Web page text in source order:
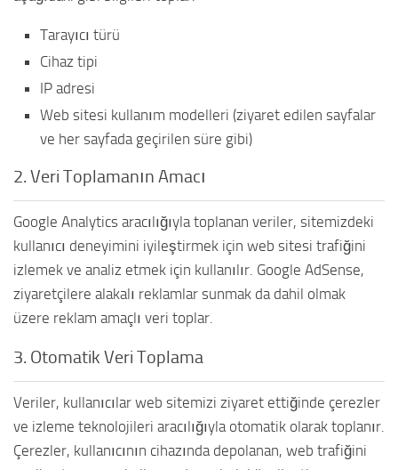
Tarayıcı türü
Cihaz tipi
IP adresi
Web sitesi kullanım modelleri (ziyaret edilen sayfalar
ve her sayfada geçirilen süre gibi)
2. Veri Toplamanın Amacı
Google Analytics aracılığıyla toplanan veriler, sitemizdeki
kullanıcı deneyimini iyileştirmek için web sitesi trafiğini
izlemek ve analiz etmek için kullanılır. Google AdSense,
ziyaretçilere alakalı reklamlar sunmak da dahil olmak
üzere reklam amaçlı veri toplar.
3. Otomatik Veri Toplama
Veriler, kullanıcılar web sitemizi ziyaret ettiğinde çerezler
ve izleme teknolojileri aracılığıyla otomatik olarak toplanır.
Çerezler, kullanıcının cihazında depolanan, web trafiğini